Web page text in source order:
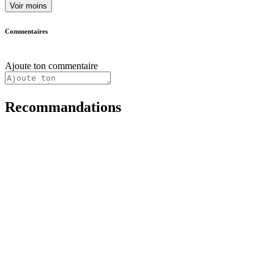
Voir moins
Commentaires
Ajoute ton commentaire
Recommandations